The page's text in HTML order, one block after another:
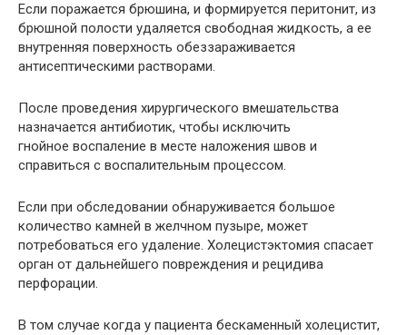
Если поражается брюшина, и формируется перитонит, из
брюшной полости удаляется свободная жидкость, а ее
внутренняя поверхность обеззараживается
антисептическими растворами.
После проведения хирургического вмешательства
назначается антибиотик, чтобы исключить
гнойное воспаление в месте наложения швов и
справиться с воспалительным процессом.
Если при обследовании обнаруживается большое
количество камней в желчном пузыре, может
потребоваться его удаление. Холецистэктомия спасает
орган от дальнейшего повреждения и рецидива
перфорации.
В том случае когда у пациента бескаменный холецистит,